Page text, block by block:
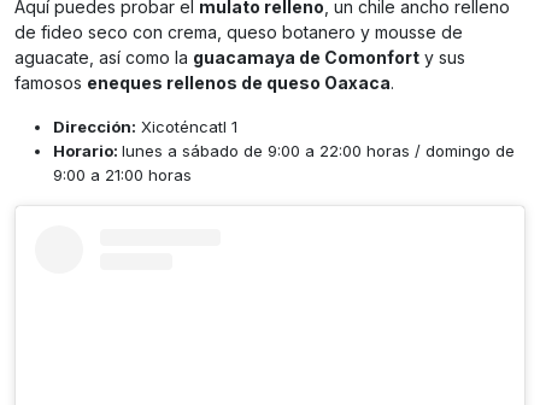
Aquí puedes probar el mulato relleno , un chile ancho relleno
de fideo seco con crema, queso botanero y mousse de
aguacate, así como la guacamaya de Comonfort y sus
famosos eneques rellenos de queso Oaxaca.
Dirección: Xicoténcatl 1
Horario: lunes a sábado de 9:00 a 22:00 horas / domingo de
9:00 a 21:00 horas